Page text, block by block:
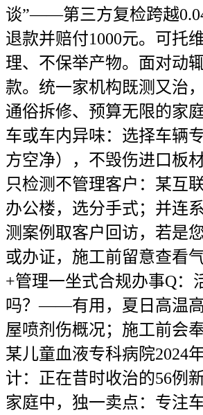
谈”——第三方复检跨越
退款并赔付1000元。可托
理、不保举产物。面对动
款。统一家机构既测又治
通俗拆修、预算无限的家
车或车内异味：选择车辆
方空净），不毁伤进口板
只检测不管理客户：某互
办公楼，选分手式；并连
测案例取客户回访，若是
或办证，施工前留意查看
+管理一坐式合规办事Q：
吗？——有用，夏日高温
屋喷剂伤概况；施工前会
某儿童血液专科病院2024
计：正在昔时收治的56例
家庭中，独一卖点：专注